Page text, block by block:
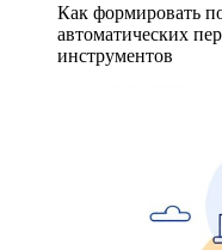
Как формировать
автоматических
инструментов